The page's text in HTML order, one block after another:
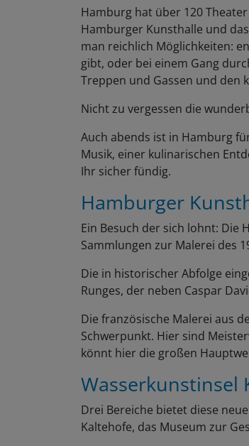
Hamburg hat über 120
Hamburger Kunsthalle und
man reichlich Möglichkeiten:
gibt, oder bei einem Gang
Treppen und Gassen und den
Nicht zu vergessen die
Auch abends ist in Hamburg
Musik, einer kulinarischen
Ihr sicher fündig.
Hamburger
Ein Besuch der sich lohnt: Die
Sammlungen zur Malerei des
Die in historischer Abfolge
Runges, der neben Caspar
Die französische Malerei aus
Schwerpunkt. Hier sind
könnt hier die großen
Wasserkunstinsel
Drei Bereiche bietet diese
Kaltehofe, das Museum zur